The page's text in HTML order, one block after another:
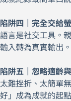
陷阱四｜完全交給
語言是社交工具。
輸入轉為真實輸出。
陷阱五｜忽略適齡
太難挫折、太簡單
好」成為成就的起點